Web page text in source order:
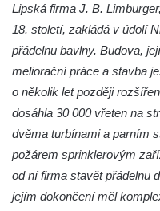
Budova spořitelny čp.
Rumburku
Gymnázium v Rumburku
Budova čp. 1066/3
v Rumburku
Dům čp. 100/5 na
Rumburku
Lipská firma J. B.
18. století, zakládá v údolí
přádelnu bavlny. Budova,
meliorační práce a stavba
o několik let později
dosáhla 30 000 vřeten na
dvěma turbínami a parním
požárem sprinklerovým
od ní firma stavět přádelnu
jejím dokončení měl